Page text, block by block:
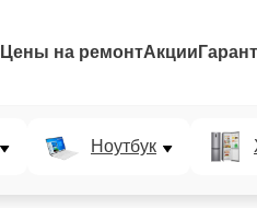
Цены на ремонтАкции
Ноутбук